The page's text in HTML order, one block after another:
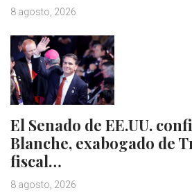
8 agosto, 2026
El Senado de EE.UU.
Blanche, exabogado de
fiscal…
8 agosto, 2026